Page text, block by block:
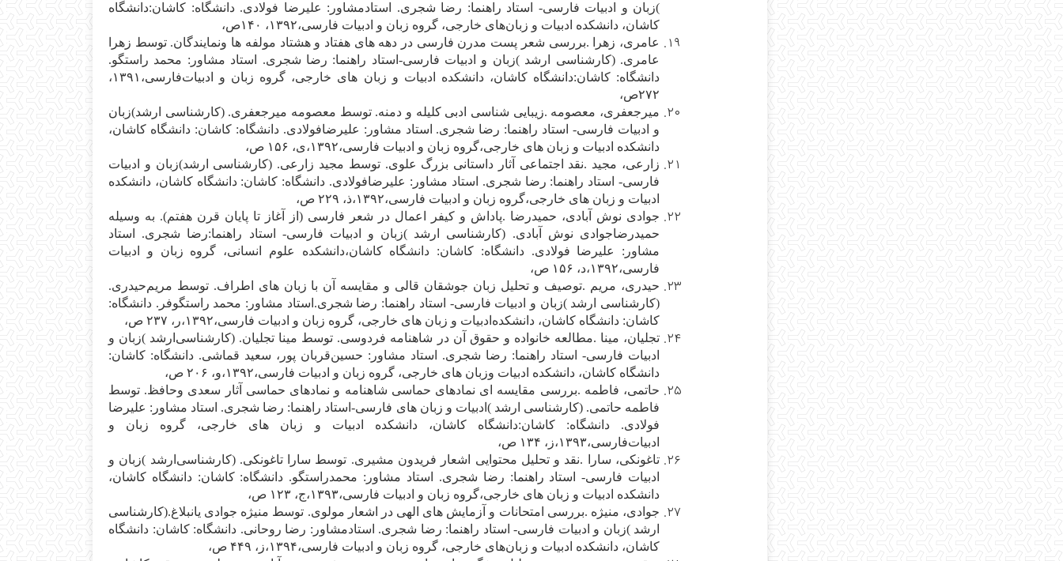
)زب‍ان‌ و ادب‍ی‍ات‌ ف‍ارس‍ی‌- اس‍ت‍اد راه‍ن‍م‍ا: رض‍ا ش‍ج‍ری‌. اس‍ت‍ادم‍ش‍اور: ع‍ل‍ی‍رض‍ا ف‍ولادی‌. دان‍ش‍گ‍اه‌: ک‍اش‍ان‌:دان‍ش‍گ‍اه‌
ک‍اش‍ان‌، دان‍ش‍ک‍ده‌ ادب‍ی‍ات‌ و زب‍ان‌ه‍ای‌ خ‍ارج‍ی‌، گ‍روه‌ زب‍ان‌ و ادب‍ی‍ات‌ ف‍ارس‍ی‌،۱۳۹۲، ۱۴۰ص‌،
ع‍ام‍ری‌، زه‍را
.ب‍ررس‍ی‌ ش‍ع‍ر پ‍س‍ت‌ م‍درن‌ ف‍ارس‍ی‌ در ده‍ه‌ ه‍ای‌ ه‍ف‍ت‍اد و ه‍ش‍ت‍اد م‍ول‍ف‍ه‌ ه‍ا ون‍م‍ای‍ن‍دگ‍ان‌. ت‍وس‍ط زه‍را
ع‍ام‍ری‌. (ک‍ارش‍ن‍اس‍ی‌ ارش‍د )زب‍ان‌ و ادب‍ی‍ات‌ ف‍ارس‍ی‌-اس‍ت‍اد راه‍ن‍م‍ا: رض‍ا ش‍ج‍ری‌. اس‍ت‍اد م‍ش‍اور: م‍ح‍م‍د راس‍ت‍گ‍و.
دان‍ش‍گ‍اه‌: ک‍اش‍ان‌:دان‍ش‍گ‍اه‌ ک‍اش‍ان‌، دان‍ش‍ک‍ده‌ ادب‍ی‍ات‌ و زب‍ان‌ ه‍ای‌ خ‍ارج‍ی‌، گ‍روه‌ زب‍ان‌ و ادب‍ی‍ات‌ف‍ارس‍ی‌،۱۳۹۱،
۲۷۲ص‌،
م‍ی‍رج‍ع‍ف‍ری‌، م‍ع‍ص‍وم‍ه‌ .زی‍ب‍ای‍ی‌ ش‍ن‍اس‍ی‌ ادب‍ی‌ ک‍ل‍ی‍ل‍ه‌ و دم‍ن‍ه‌. ت‍وس‍ط م‍ع‍ص‍وم‍ه‌ م‍ی‍رج‍ع‍ف‍ری‌. (ک‍ارش‍ن‍اس‍ی‌ ارش‍د)زب‍ان‌
و ادب‍ی‍ات‌ ف‍ارس‍ی‌- اس‍ت‍اد راه‍ن‍م‍ا: رض‍ا ش‍ج‍ری‌. اس‍ت‍اد م‍ش‍اور: ع‍ل‍ی‍رض‍اف‍ولادی‌. دان‍ش‍گ‍اه‌: ک‍اش‍ان‌: دان‍ش‍گ‍اه‌ ک‍اش‍ان‌،
دان‍ش‍ک‍ده‌ ادب‍ی‍ات‌ و زب‍ان‌ ه‍ای‌ خ‍ارج‍ی‌،گ‍روه‌ زب‍ان‌ و ادب‍ی‍ات‌ ف‍ارس‍ی‌،۱۳۹۲،ی‌، ۱۵۶ ص‌،
زارع‍ی‌، م‍ج‍ی‍د .ن‍ق‍د اج‍ت‍م‍اع‍ی‌ آث‍ار داس‍ت‍ان‍ی‌ ب‍زرگ‌ ع‍ل‍وی‌. ت‍وس‍ط م‍ج‍ی‍د زارع‍ی‌. (ک‍ارش‍ن‍اس‍ی‌ ارش‍د)زب‍ان‌ و ادب‍ی‍ات‌
ف‍ارس‍ی‌- اس‍ت‍اد راه‍ن‍م‍ا: رض‍ا ش‍ج‍ری‌. اس‍ت‍اد م‍ش‍اور: ع‍ل‍ی‍رض‍اف‍ولادی‌. دان‍ش‍گ‍اه‌: ک‍اش‍ان‌: دان‍ش‍گ‍اه‌ ک‍اش‍ان‌، دان‍ش‍ک‍ده‌
ادب‍ی‍ات‌ و زب‍ان‌ ه‍ای‌ خ‍ارج‍ی‌،گ‍روه‌ زب‍ان‌ و ادب‍ی‍ات‌ ف‍ارس‍ی‌،۱۳۹۲،ذ، ۲۲۹ ص‌،
ج‍وادی‌ ن‍وش‌ آب‍ادی‌، ح‍م‍ی‍درض‍ا .پ‍اداش‌ و ک‍ی‍ف‍ر اع‍م‍ال‌ در ش‍ع‍ر ف‍ارس‍ی‌ (از آغ‍از ت‍ا پ‍ای‍ان‌ ق‍رن‌ ه‍ف‍ت‍م‌). ب‍ه‌ وس‍ی‍ل‍ه‌
ح‍م‍ی‍درض‍اج‍وادی‌ ن‍وش‌ آب‍ادی‌. (ک‍ارش‍ن‍اس‍ی‌ ارش‍د )زب‍ان‌ و ادب‍ی‍ات‌ ف‍ارس‍ی‌- اس‍ت‍اد راه‍ن‍م‍ا:رض‍ا ش‍ج‍ری‌. اس‍ت‍اد
م‍ش‍اور: ع‍ل‍ی‍رض‍ا ف‍ولادی‌. دان‍ش‍گ‍اه‌: ک‍اش‍ان‌: دان‍ش‍گ‍اه‌ ک‍اش‍ان‌،دان‍ش‍ک‍ده‌ ع‍ل‍وم‌ ان‍س‍ان‍ی‌، گ‍روه‌ زب‍ان‌ و ادب‍ی‍ات‌
ف‍ارس‍ی‌،۱۳۹۲،د، ۱۵۶ ص‌،
ح‍ی‍دری‌، م‍ری‍م‌ .ت‍وص‍ی‍ف‌ و ت‍ح‍ل‍ی‍ل‌ زب‍ان‌ ج‍وش‍ق‍ان‌ ق‍ال‍ی‌ و م‍ق‍ای‍س‍ه‌ آن‌ ب‍ا زب‍ان‌ ه‍ای‌ اطراف‌. ت‍وس‍ط م‍ری‍م‌ح‍ی‍دری‌.
(ک‍ارش‍ن‍اس‍ی‌ ارش‍د )زب‍ان‌ و ادب‍ی‍ات‌ ف‍ارس‍ی‌- اس‍ت‍اد راه‍ن‍م‍ا: رض‍ا ش‍ج‍ری‌.اس‍ت‍اد م‍ش‍اور: م‍ح‍م‍د راس‍ت‍گ‍وف‍ر. دان‍ش‍گ‍اه‌:
ک‍اش‍ان‌: دان‍ش‍گ‍اه‌ ک‍اش‍ان‌، دان‍ش‍ک‍ده‌ادب‍ی‍ات‌ و زب‍ان‌ ه‍ای‌ خ‍ارج‍ی‌، گ‍روه‌ زب‍ان‌ و ادب‍ی‍ات‌ ف‍ارس‍ی‌،۱۳۹۲،ر، ۲۳۷ ص‌،
ت‍ج‍ل‍ی‍ان‌، م‍ی‍ن‍ا .م‍طال‍ع‍ه‌ خ‍ان‍واده‌ و ح‍ق‍وق‌ آن‌ در ش‍اه‍ن‍ام‍ه‌ ف‍ردوس‍ی‌. ت‍وس‍ط م‍ی‍ن‍ا ت‍ج‍ل‍ی‍ان‌. (ک‍ارش‍ن‍اس‍ی‌ارش‍د )زب‍ان‌ و
ادب‍ی‍ات‌ ف‍ارس‍ی‌- اس‍ت‍اد راه‍ن‍م‍ا: رض‍ا ش‍ج‍ری‌. اس‍ت‍اد م‍ش‍اور: ح‍س‍ی‍ن‌ق‍رب‍ان‌ پ‍ور، س‍ع‍ی‍د ق‍م‍اش‍ی‌. دان‍ش‍گ‍اه‌: ک‍اش‍ان‌:
دان‍ش‍گ‍اه‌ ک‍اش‍ان‌، دان‍ش‍ک‍ده‌ ادب‍ی‍ات‌ وزب‍ان‌ ه‍ای‌ خ‍ارج‍ی‌، گ‍روه‌ زب‍ان‌ و ادب‍ی‍ات‌ ف‍ارس‍ی‌،۱۳۹۲،و، ۲۰۶ ص‌،
ح‍ات‍م‍ی‌، ف‍اطم‍ه‌ .ب‍ررس‍ی‌ م‍ق‍ای‍س‍ه‌ ای‌ ن‍م‍اده‍ای‌ ح‍م‍اس‍ی‌ ش‍اه‍ن‍ام‍ه‌ و ن‍م‍اده‍ای‌ ح‍م‍اس‍ی‌ آث‍ار س‍ع‍دی‌ وح‍اف‍ظ. ت‍وس‍ط
ف‍اطم‍ه‌ ح‍ات‍م‍ی‌. (ک‍ارش‍ن‍اس‍ی‌ ارش‍د )ادب‍ی‍ات‌ و زب‍ان‌ ه‍ای‌ ف‍ارس‍ی‌-اس‍ت‍اد راه‍ن‍م‍ا: رض‍ا ش‍ج‍ری‌. اس‍ت‍اد م‍ش‍اور: ع‍ل‍ی‍رض‍ا
ف‍ولادی‌. دان‍ش‍گ‍اه‌: ک‍اش‍ان‌:دان‍ش‍گ‍اه‌ ک‍اش‍ان‌، دان‍ش‍ک‍ده‌ ادب‍ی‍ات‌ و زب‍ان‌ ه‍ای‌ خ‍ارج‍ی‌، گ‍روه‌ زب‍ان‌ و
ادب‍ی‍ات‌ف‍ارس‍ی‌،۱۳۹۳،ز، ۱۳۴ ص‌،
ت‍اغ‍ون‍ک‍ی‌، س‍ارا
.ن‍ق‍د و ت‍ح‍ل‍ی‍ل‌ م‍ح‍ت‍وای‍ی‌ اش‍ع‍ار ف‍ری‍دون‌ م‍ش‍ی‍ری‌. ت‍وس‍ط س‍ارا ت‍اغ‍ون‍ک‍ی‌. (ک‍ارش‍ن‍اس‍ی‌ارش‍د )زب‍ان‌ و
ادب‍ی‍ات‌ ف‍ارس‍ی‌- اس‍ت‍اد راه‍ن‍م‍ا: رض‍ا ش‍ج‍ری‌. اس‍ت‍اد م‍ش‍اور: م‍ح‍م‍دراس‍ت‍گ‍و. دان‍ش‍گ‍اه‌: ک‍اش‍ان‌: دان‍ش‍گ‍اه‌ ک‍اش‍ان‌،
دان‍ش‍ک‍ده‌ ادب‍ی‍ات‌ و زب‍ان‌ ه‍ای‌ خ‍ارج‍ی‌،گ‍روه‌ زب‍ان‌ و ادب‍ی‍ات‌ ف‍ارس‍ی‌،۱۳۹۳،ج‌، ۱۲۳ ص‌،
ج‍وادی‌، م‍ن‍ی‍ژه‌ .ب‍ررس‍ی‌ ام‍ت‍ح‍ان‍ات‌ و آزم‍ای‍ش‌ ه‍ای‌ ال‍ه‍ی‌ در اش‍ع‍ار م‍ول‍وی‌. ت‍وس‍ط م‍ن‍ی‍ژه‌ ج‍وادی‌ ی‍ان‍ب‍لاغ‌.(ک‍ارش‍ن‍اس‍ی‌
ارش‍د )زب‍ان‌ و ادب‍ی‍ات‌ ف‍ارس‍ی‌- اس‍ت‍اد راه‍ن‍م‍ا: رض‍ا ش‍ج‍ری‌. اس‍ت‍ادم‍ش‍اور: رض‍ا روح‍ان‍ی‌. دان‍ش‍گ‍اه‌: ک‍اش‍ان‌: دان‍ش‍گ‍اه‌
ک‍اش‍ان‌، دان‍ش‍ک‍ده‌ ادب‍ی‍ات‌ و زب‍ان‌ه‍ای‌ خ‍ارج‍ی‌، گ‍روه‌ زب‍ان‌ و ادب‍ی‍ات‌ ف‍ارس‍ی‌،۱۳۹۴،ز، ۴۴۹ ص‌،